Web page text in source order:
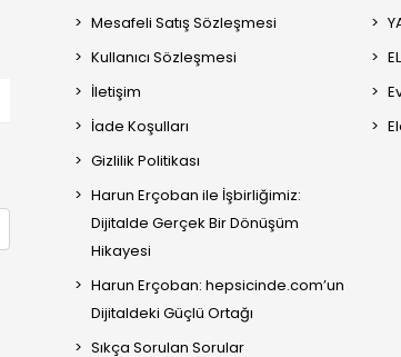
Mesafeli Satış Sözleşmesi
Kullanıcı Sözleşmesi
İletişim
İade Koşulları
Gizlilik Politikası
Harun Erçoban ile İşbirliğimiz:
Dijitalde Gerçek Bir Dönüşüm
Hikayesi
Harun Erçoban: hepsicinde.com’un
Dijitaldeki Güçlü Ortağı
Sıkça Sorulan Sorular